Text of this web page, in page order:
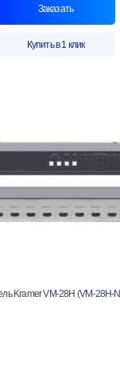
Заказать
Купить в 1 клик
Kramer VM-28H (VM-28H-